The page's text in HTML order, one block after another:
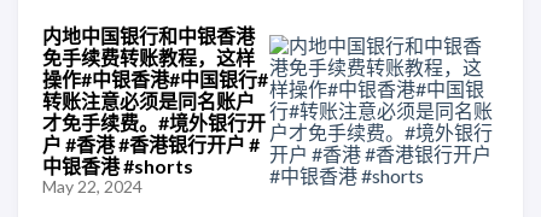
内地中国银行和中银香港
免手续费转账教程，这样
操作#中银香港#中国银行#
转账注意必须是同名账户
才免手续费。#境外银行开
户 #香港 #香港银行开户 #
中银香港 #shorts
May 22, 2024